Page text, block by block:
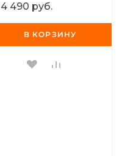
(футляр +3 насадки)
розовая
4 490 руб.
В КОРЗИНУ